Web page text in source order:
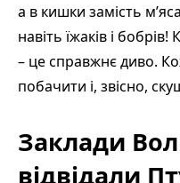
а в кишки замість
навіть їжаків і
– це справжнє диво.
побачити і, звісно,
Заклади
відвідали